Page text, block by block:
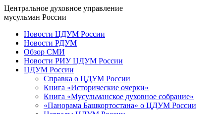
Центральное духовное управление
мусульман России
Новости ЦДУМ России
Новости РДУМ
Обзор СМИ
Новости РИУ ЦДУМ России
ЦДУМ России
Справка о ЦДУМ России
Книга «Исторические очерки»
Книга «Мусульманское духовное собрание»
«Панорама Башкортостана» о ЦДУМ России